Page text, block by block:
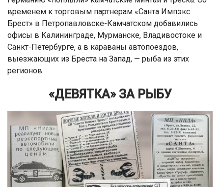
временем к торговым партнерам «Санта Импэкс
Брест» в Петропавловске-Камчатском добавились
офисы в Калининграде, Мурманске, Владивостоке и
Санкт-Петербурге, а в караваны автопоездов,
выезжающих из Бреста на Запад, — рыба из этих
регионов.
«ДЕВЯТКА» ЗА РЫБУ